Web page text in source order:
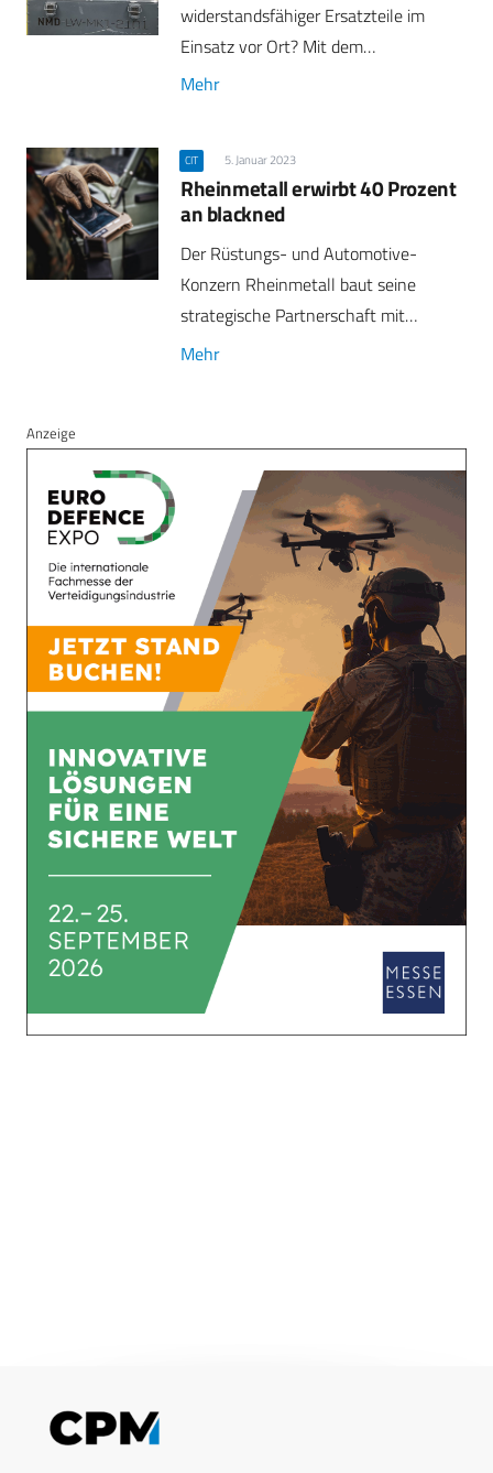
widerstandsfähiger Ersatzteile im
Einsatz vor Ort? Mit dem…
Mehr
CIT 5. Januar 2023
Rheinmetall erwirbt 40 Prozent
an blackned
Der Rüstungs- und Automotive-
Konzern Rheinmetall baut seine
strategische Partnerschaft mit…
Mehr
Anzeige